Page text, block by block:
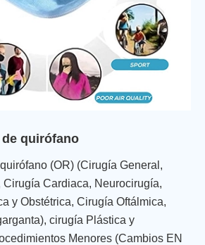
quirófano
(OR) (Cirugía General,
Cardiaca, Neurocirugía,
y Obstétrica, Cirugía Oftálmica,
cirugía Plástica y
Menores (Cambios EN